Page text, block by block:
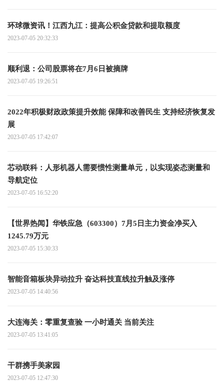
环球微资讯！江西九江：提高公积金贷款和提取额度
2023-07-05 20:32:33
顺利退：公司股票将在7月6日被摘牌
2023-07-05 19:26:51
2022年积极财政政策提升效能 保障和改善民生 支持经济恢复发
展
2023-07-05 17:42:07
芯动联科：人形机器人需要惯性测量单元，以实现姿态测量和
导航定位
2023-07-05 16:52:20
【世界热闻】华铁应急（603300）7月5日主力资金净买入
1245.79万元
2023-07-05 15:30:33
智能音箱板块异动拉升 奋达科技直线拉升触及涨停
2023-07-05 14:40:56
大连海关：零重复查验 一小时通关 当前关注
2023-07-05 13:41:05
干群携手美家园
2023-07-05 12:47:30